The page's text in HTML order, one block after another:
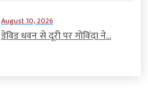
August 10, 2026
डेविड धवन से दूरी पर गोविंदा ने...